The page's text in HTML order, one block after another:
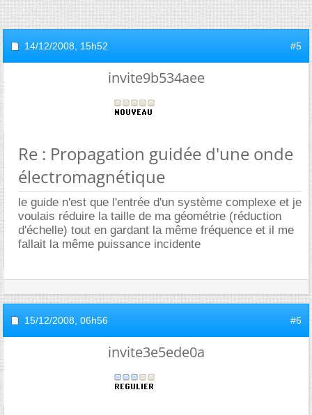
14/12/2008, 15h52 #5
invite9b534aee
Re : Propagation guidée d'une onde
électromagnétique
le guide n'est que l'entrée d'un système complexe et je
voulais réduire la taille de ma géométrie (réduction
d'échelle) tout en gardant la même fréquence et il me
fallait la même puissance incidente
15/12/2008, 06h56 #6
invite3e5ede0a